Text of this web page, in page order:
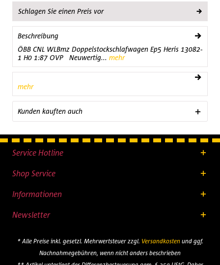
Schlagen Sie einen Preis vor
Beschreibung
ÖBB CNL WLBmz Doppelstockschlafwagen Ep5 Heris 13082-
1 H0 1:87 OVP Neuwertig... mehr
mehr
Kunden kauften auch
Service Hotline
Shop Service
Informationen
Newsletter
* Alle Preise inkl. gesetzl. Mehrwertsteuer zzgl. Versandkostenund ggf.
Nachnahmegebühren, wenn nicht anders beschrieben